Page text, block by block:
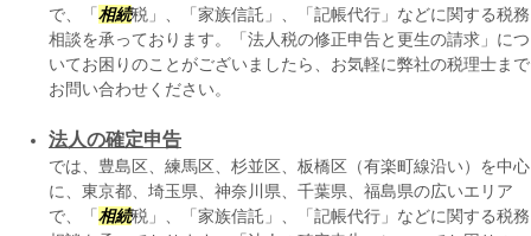
で、「 相続税」、「家族信託」、「記帳代行」などに関する税務
相談を承っております。「法人税の修正申告と更生の請求」につ
いてお困りのことがございましたら、お気軽に弊社の税理士まで
お問い合わせください。
法人の確定申告
では、豊島区、練馬区、杉並区、板橋区（有楽町線沿い）を中心
に、東京都、埼玉県、神奈川県、千葉県、福島県の広いエリア
で、「 相続税」、「家族信託」、「記帳代行」などに関する税務